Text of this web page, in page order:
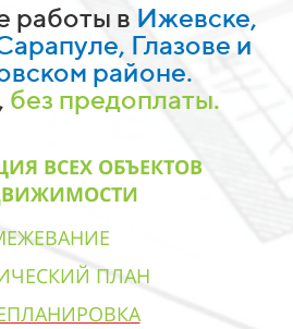
работы в Ижевске,
Глазове и
районе.
без предоплаты.
ВСЕХ ОБЪЕКТОВ
ПЛАН